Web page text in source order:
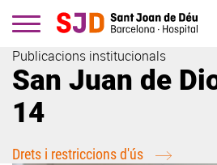
Publicacions institucionals
San Juan de
14
Drets i restriccions d'ús